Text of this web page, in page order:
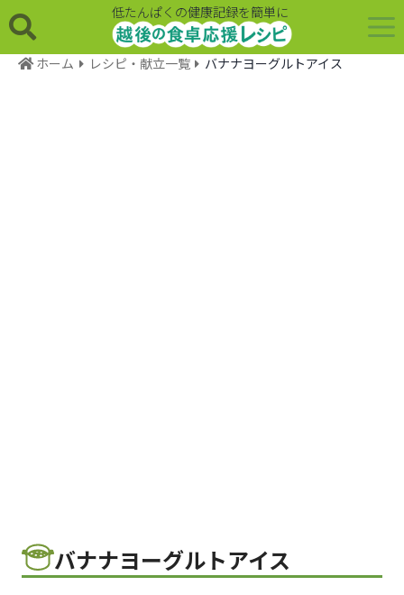
低たんぱくの健康記録を簡単に
ホーム レシピ・献立一覧 バナナヨーグルトアイス
バナナヨーグルトアイス